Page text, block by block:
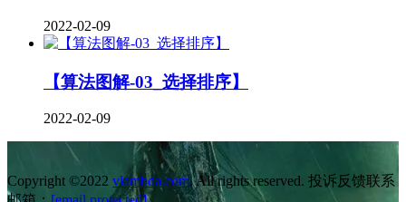
2022-02-09
【算法图解-03_选择排序】
2022-02-09
Copyright ©2022 vlambda.com. All rights reserved. 投诉反馈联系